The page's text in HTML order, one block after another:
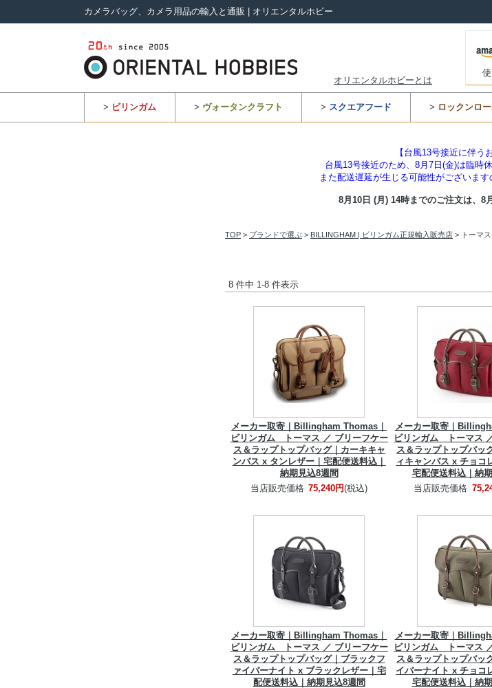
カメラバッグ、カメラ用品の輸入と通販 | オリエンタルホビー
オリエンタルホビーとは
> ビリンガム > ヴォータンクラフト > スクエアフード > ロックンロ
【台風13号接近に伴う
台風13号接近のため、8月7日(金)は臨時
また配送遅延が生じる可能性がございます
8月10日 (月) 14時までのご注文は、 8
TOP > ブランドで選ぶ > BILLINGHAM | ビリンガム正規輸入販売店 > トーマ
8 件中 1-8 件表示
メーカー取寄｜Billingham Thomas｜
ビリンガム トーマス ／ ブリーフケー
ス＆ラップトップバッグ｜カーキキャ
ンバス x タンレザー｜宅配便送料込｜
納期見込8週間
当店販売価格 75,240円(税込)
メーカー取寄｜
ビリンガム トーマス
ス＆ラップトップバッ
ィキャンバス x チョコ
宅配便送料込｜納
当店販売価格
メーカー取寄｜Billingham Thomas｜
ビリンガム トーマス ／ ブリーフケー
ス＆ラップトップバッグ｜ブラックフ
ァイバーナイト x ブラックレザー｜宅
配便送料込｜納期見込8週間
メーカー取寄｜
ビリンガム トーマス
ス＆ラップトップバッ
イバーナイト x チョコ
宅配便送料込｜納